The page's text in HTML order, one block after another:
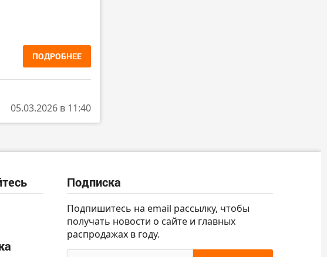
ПОДРОБНЕЕ
05.03.2026 в 11:40
Подписка
Подпишитесь на email рассылку, чтобы
получать новости о сайте и главных
распродажах в году.